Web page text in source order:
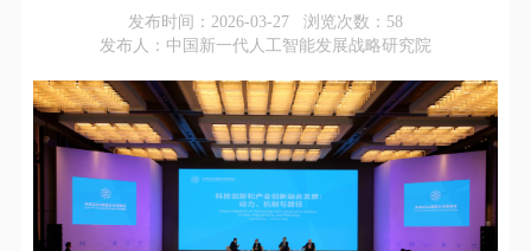
发布时间：2026-03-27 浏览次数： 58
发布人：中国新一代人工智能发展战略研究院